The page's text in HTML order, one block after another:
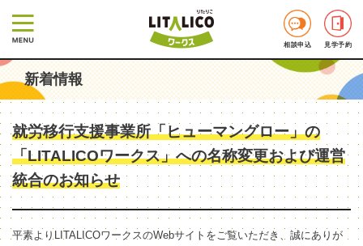
相談申込 見学予約
新着情報
就労移行支援事業所「ヒューマングロー」の
「LITALICOワークス」への名称変更および運営
統合のお知らせ
平素よりLITALICOワークスのWebサイトをご覧いただき、誠にありが